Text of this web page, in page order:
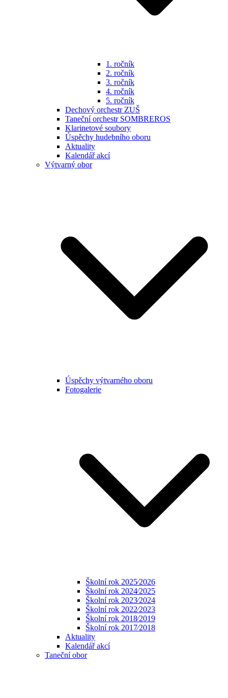
1. ročník
2. ročník
3. ročník
4. ročník
5. ročník
Dechový orchestr ZUŠ
Taneční orchestr SOMBREROS
Klarinetové soubory
Úspěchy hudebního oboru
Aktuality
Kalendář akcí
Výtvarný obor
Úspěchy výtvarného oboru
Fotogalerie
Školní rok 2025⁄2026
Školní rok 2024⁄2025
Školní rok 2023⁄2024
Školní rok 2022⁄2023
Školní rok 2018⁄2019
Školní rok 2017⁄2018
Aktuality
Kalendář akcí
Taneční obor